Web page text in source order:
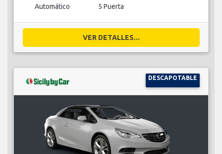
Automático 5 Puerta
VER DETALLES...
DESCAPOTABLE